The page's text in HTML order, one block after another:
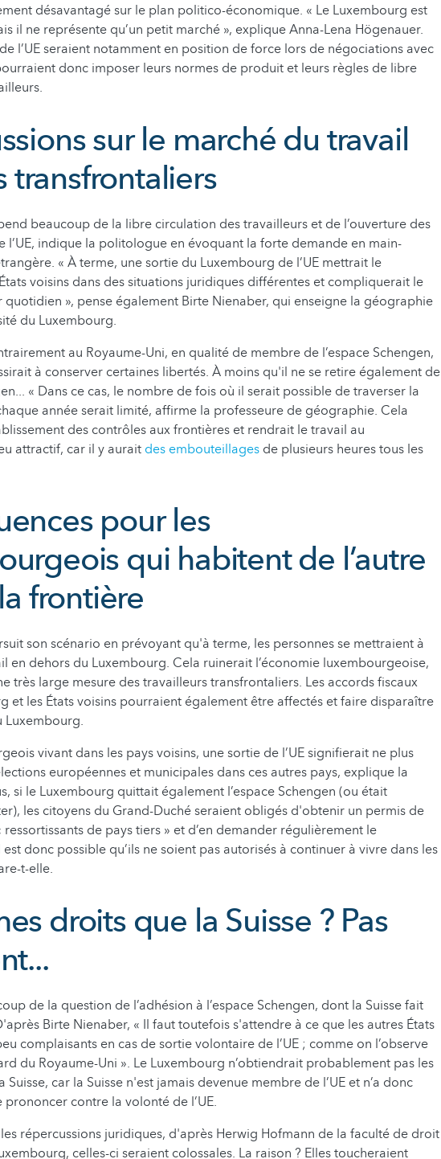
désavantagé sur le plan politico-économique. « Le Luxembourg est
il ne représente qu’un petit marché », explique Anna-Lena Högenauer.
l’UE seraient notamment en position de force lors de négociations avec
donc imposer leurs normes de produit et leurs règles de libre
sur le marché du travail
transfrontaliers
beaucoup de la libre circulation des travailleurs et de l’ouverture des
l’UE, indique la politologue en évoquant la forte demande en main-
« À terme, une sortie du Luxembourg de l’UE mettrait le
voisins dans des situations juridiques différentes et compliquerait le
», pense également Birte Nienaber, qui enseigne la géographie
du Luxembourg.
au Royaume-Uni, en qualité de membre de l’espace Schengen,
à conserver certaines libertés. À moins qu'il ne se retire également de
« Dans ce cas, le nombre de fois où il serait possible de traverser la
année serait limité, affirme la professeure de géographie. Cela
des contrôles aux frontières et rendrait le travail au
attractif, car il y aurait des embouteillages de plusieurs heures tous les
pour les
qui habitent de l’autre
frontière
son scénario en prévoyant qu'à terme, les personnes se mettraient à
en dehors du Luxembourg. Cela ruinerait l’économie luxembourgeoise,
très large mesure des travailleurs transfrontaliers. Les accords fiscaux
et les États voisins pourraient également être affectés et faire disparaître
Luxembourg.
vivant dans les pays voisins, une sortie de l’UE signifierait ne plus
européennes et municipales dans ces autres pays, explique la
si le Luxembourg quittait également l’espace Schengen (ou était
les citoyens du Grand-Duché seraient obligés d'obtenir un permis de
de pays tiers » et d’en demander régulièrement le
donc possible qu’ils ne soient pas autorisés à continuer à vivre dans les
t-elle.
droits que la Suisse ? Pas
de la question de l’adhésion à l’espace Schengen, dont la Suisse fait
Birte Nienaber, « Il faut toutefois s'attendre à ce que les autres États
complaisants en cas de sortie volontaire de l’UE ; comme on l’observe
du Royaume-Uni ». Le Luxembourg n’obtiendrait probablement pas les
car la Suisse n'est jamais devenue membre de l’UE et n’a donc
prononcer contre la volonté de l’UE.
répercussions juridiques, d'après Herwig Hofmann de la faculté de droit
celles-ci seraient colossales. La raison ? Elles toucheraient